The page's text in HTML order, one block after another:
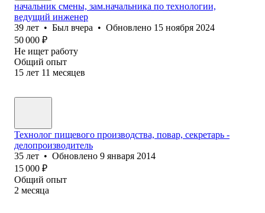
начальник смены, зам.начальника по технологии,
ведущий инженер
39 лет • Был вчера • Обновлено 15 ноября 2024
50 000 ₽
Не ищет работу
Общий опыт
15 лет 11 месяцев
Технолог пищевого производства, повар, секретарь -
делопроизводитель
35 лет • Обновлено 9 января 2014
15 000 ₽
Общий опыт
2 месяца